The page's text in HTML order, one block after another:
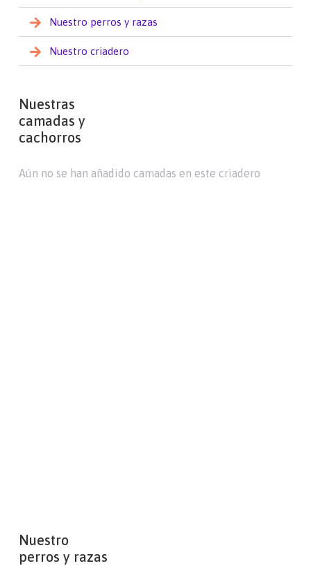
Nuestro perros y razas
Nuestro criadero
Nuestras
camadas y
cachorros
Aún no se han añadido camadas en este criadero
Nuestro
perros y razas